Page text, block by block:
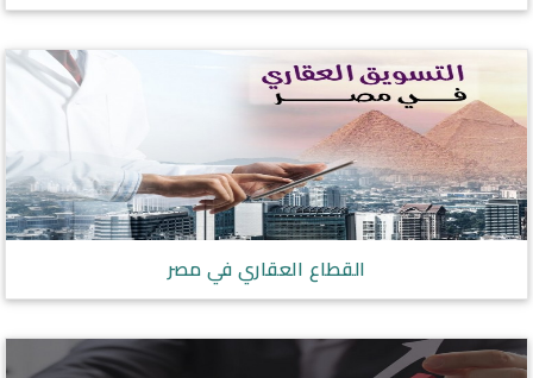
القطاع العقاري في مصر